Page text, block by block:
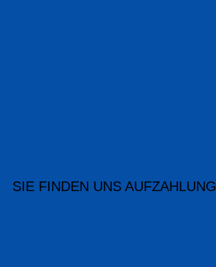
SIE FINDEN UNS AUF